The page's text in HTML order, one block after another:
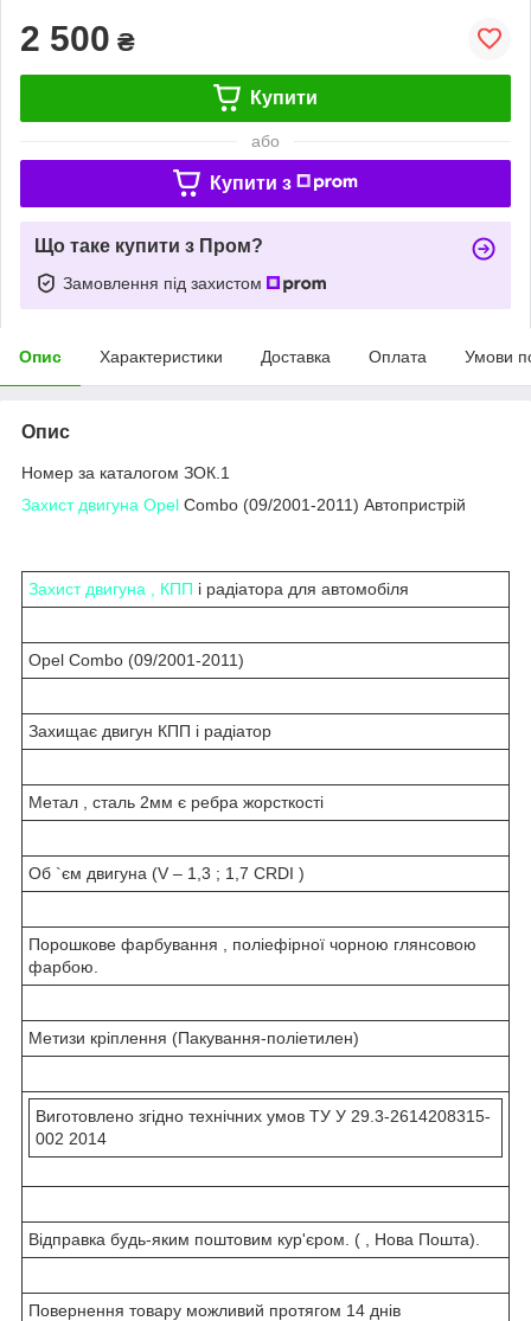
2 500 ₴
Купити
або
Купити з
Що таке купити з Пром?
Замовлення під захистом
Опис Характеристики Доставка Оплата Умови
Опис
Номер за каталогом ЗОК.1
Захист двигуна Opel Combo (09/2001-2011) Автопристрій
Захист двигуна , КПП і радіатора для автомобіля
Opel Combo (09/2001-2011)
Захищає двигун КПП і радіатор
Метал , сталь 2мм є ребра жорсткості
Об `єм двигуна (V – 1,3 ; 1,7 CRDI )
Порошкове фарбування , поліефірної чорною глянсовою
фарбою.
Метизи кріплення (Пакування-поліетилен)
Виготовлено згідно технічних умов ТУ У 29.3-2614208315-
002 2014
Відправка будь-яким поштовим кур'єром. ( , Нова Пошта).
Повернення товару можливий протягом 14 днів